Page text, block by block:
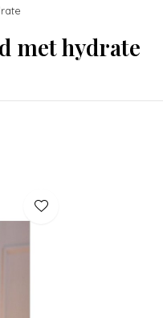
met hydrate